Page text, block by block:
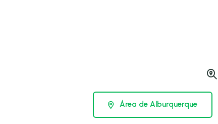
Área de Alburquerque